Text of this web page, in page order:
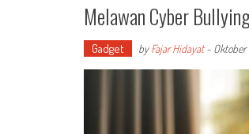
Melawan Cyber
Gadget byFajar Hidayat- Oktober